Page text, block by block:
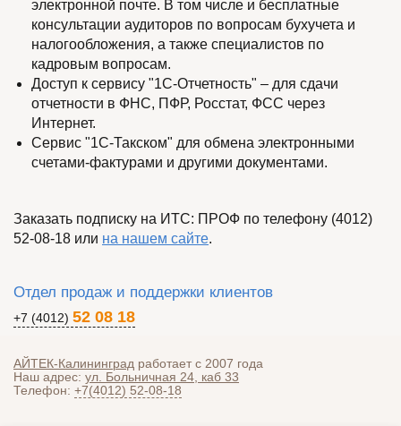
электронной почте. В том числе и бесплатные
консультации аудиторов по вопросам бухучета и
налогообложения, а также специалистов по
кадровым вопросам.
Доступ к сервису "1С-Отчетность" – для сдачи
отчетности в ФНС, ПФР, Росcтат, ФСС через
Интернет.
Сервис "1С-Такском" для обмена электронными
счетами-фактурами и другими документами.
Заказать подписку на ИТС: ПРОФ по телефону (4012)
52-08-18 или на нашем сайте.
Отдел продаж и поддержки клиентов
+7 (4012) 52 08 18
АЙТЕК-Калининград работает с 2007 года
Наш адрес: ул. Больничная 24, каб 33
Телефон: +7(4012) 52-08-18